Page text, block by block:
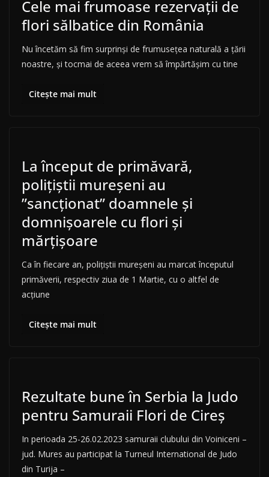
Cele mai frumoase rezervații de
flori sălbatice din România
Nu încetăm să fim surprinși de frumusețea naturală a țării
noastre, și tocmai de aceea vrem să împărtășim cu tine
Citește mai mult
La început de primăvară,
polițiștii mureșeni au
”sancționat” doamnele și
domnișoarele cu flori și
mărțișoare
Ca în fiecare an, polițiștii mureșeni au marcat începutul
primăverii, respectiv ziua de 1 Martie, cu o altfel de
acțiune
Citește mai mult
Rezultate bune în Serbia la Judo
pentru Samuraii Flori de Cireș
In perioada 25-26.02.2023 samuraii clubului din Voiniceni –
jud. Mures au participat la Turneul International de Judo
din Turija –